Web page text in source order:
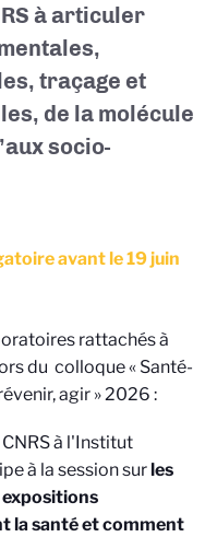
à articuler
traçage et
de la molécule
socio-
avant le 19 juin
rattachés à
du colloque « Santé-
agir » 2026 :
à l'Institut
à la session surles
expositions
la santé et comment